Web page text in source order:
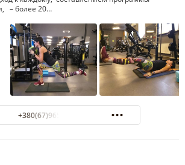
– более 20…
+380(67)965-29-24